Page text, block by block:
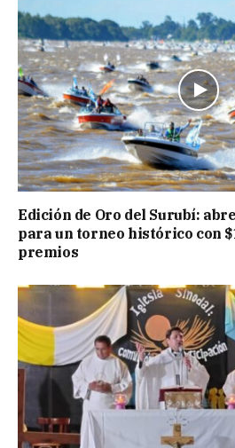
Edición de Oro del Surubí:
para un torneo histórico con
premios